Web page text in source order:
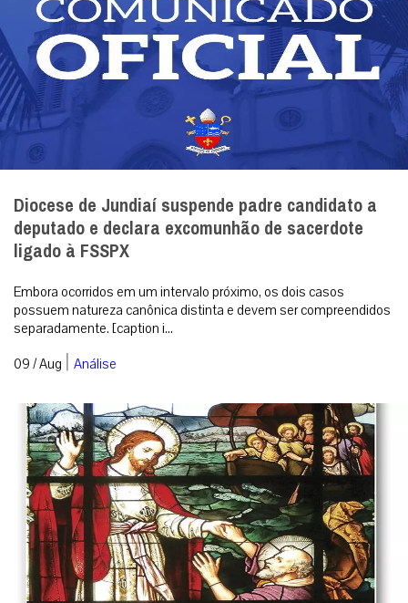
Diocese de Jundiaí suspende padre candidato a
deputado e declara excomunhão de sacerdote
ligado à FSSPX
Embora ocorridos em um intervalo próximo, os dois casos
possuem natureza canônica distinta e devem ser compreendidos
separadamente. [caption i...
09 / Aug | Análise